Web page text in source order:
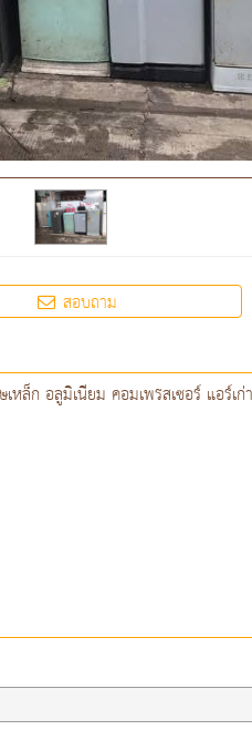
สอบถาม
ล็ก อลูมิเนียม คอมเพรสเซอร์ แอร์